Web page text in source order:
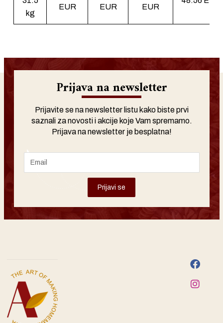
kg
EUR
EUR
EUR
Prijava na newsletter
Prijavite se na newsletter listu kako biste prvi
saznali za novosti i akcije koje Vam spremamo.
Prijava na newsletter je besplatna!
Prijavi se